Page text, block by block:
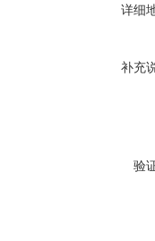
详细
补充
验